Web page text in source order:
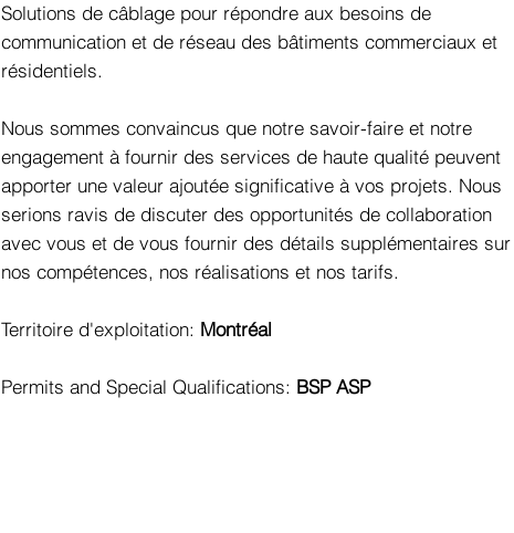
Solutions de câblage pour répondre aux besoins de
communication et de réseau des bâtiments commerciaux et
résidentiels.
Nous sommes convaincus que notre savoir-faire et notre
engagement à fournir des services de haute qualité peuvent
apporter une valeur ajoutée significative à vos projets. Nous
serions ravis de discuter des opportunités de collaboration
avec vous et de vous fournir des détails supplémentaires sur
nos compétences, nos réalisations et nos tarifs.
Territoire d'exploitation: Montréal
Permits and Special Qualifications: BSP ASP